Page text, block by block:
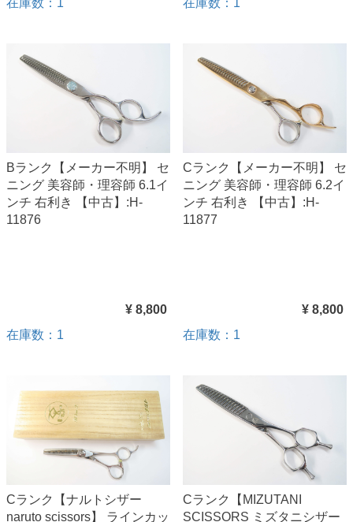
Bランク【メーカー不明】 セ
ニング 美容師・理容師 6.1イ
ンチ 右利き 【中古】:H-
11876
¥ 8,800
在庫数：1
Cランク【メーカー不明】 セ
ニング 美容師・理容師 6.2イ
ンチ 右利き 【中古】:H-
11877
¥ 8,800
在庫数：1
Cランク【ナルトシザー
naruto scissors】 ラインカッ
Cランク【MIZUTANI
SCISSORS ミズタニシザー